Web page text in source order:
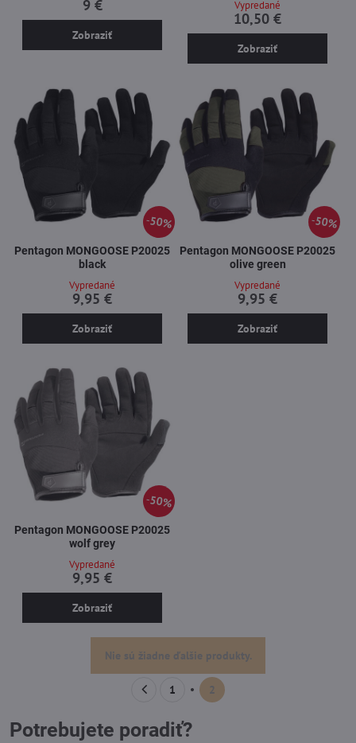
9 €
Zobraziť
Vypredané
10,50 €
Zobraziť
50%
Pentagon MONGOOSE P20025
black
Vypredané
9,95 €
Zobraziť
50%
Pentagon MONGOOSE P20025
olive green
Vypredané
9,95 €
Zobraziť
50%
Pentagon MONGOOSE P20025
wolf grey
Vypredané
9,95 €
Zobraziť
Nie sú žiadne ďalšie produkty.
1 2
Potrebujete poradiť?